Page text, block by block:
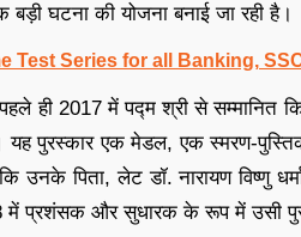
घटना की योजना बनाई जा रही है।
Test Series for all Banking,
पहले ही 2017 में पद्म श्री से सम्मानित
यह पुरस्कार एक मेडल, एक स्मरण-
उनके पिता, लेट डॉ. नारायण विष्णु
में प्रशंसक और सुधारक के रूप में उसी